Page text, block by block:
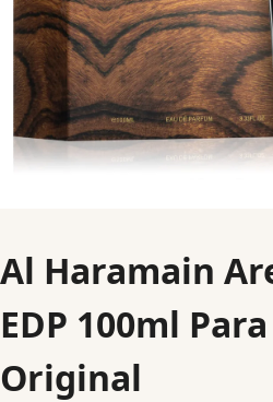
Al Haramain
EDP 100ml
Original